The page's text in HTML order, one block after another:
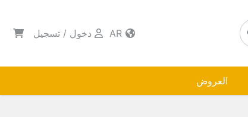
دخول / تسجيل
العروض